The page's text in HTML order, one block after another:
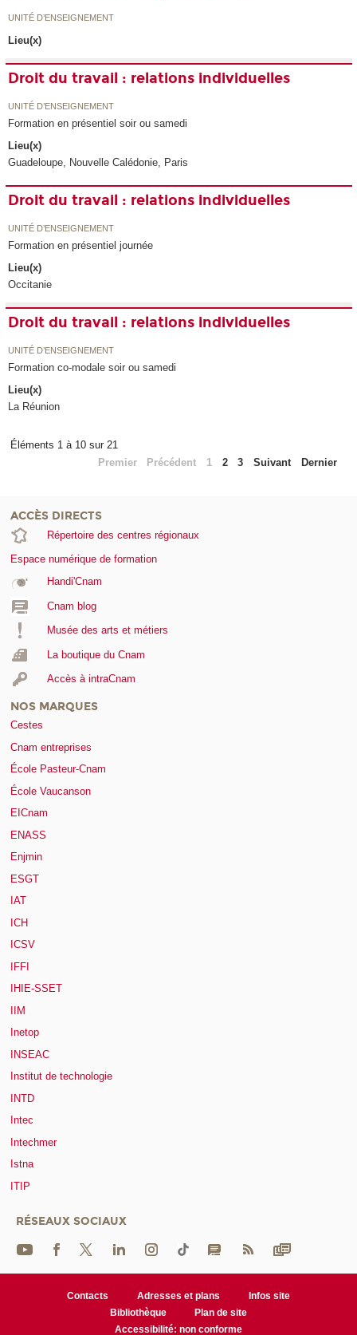
UNITÉ D’ENSEIGNEMENT
Lieu(x)
Droit du travail : relations individuelles
UNITÉ D’ENSEIGNEMENT
Formation en présentiel soir ou samedi
Lieu(x)
Guadeloupe, Nouvelle Calédonie, Paris
Droit du travail : relations individuelles
UNITÉ D’ENSEIGNEMENT
Formation en présentiel journée
Lieu(x)
Occitanie
Droit du travail : relations individuelles
UNITÉ D’ENSEIGNEMENT
Formation co-modale soir ou samedi
Lieu(x)
La Réunion
Éléments 1 à 10 sur 21
Premier
Précédent 1 2 3 Suivant Dernier
ACCÈS DIRECTS
Répertoire des centres régionaux
Espace numérique de formation
Handi'Cnam
Cnam blog
Musée des arts et métiers
La boutique du Cnam
Accès à intraCnam
NOS MARQUES
Cestes
Cnam entreprises
École Pasteur-Cnam
École Vaucanson
EICnam
ENASS
Enjmin
ESGT
IAT
ICH
ICSV
IFFI
IHIE-SSET
IIM
Inetop
INSEAC
Institut de technologie
INTD
Intec
Intechmer
Istna
ITIP
RÉSEAUX SOCIAUX
Contacts Adresses et plans
Infos site
Bibliothèque
Plan de site
Accessibilité: non conforme